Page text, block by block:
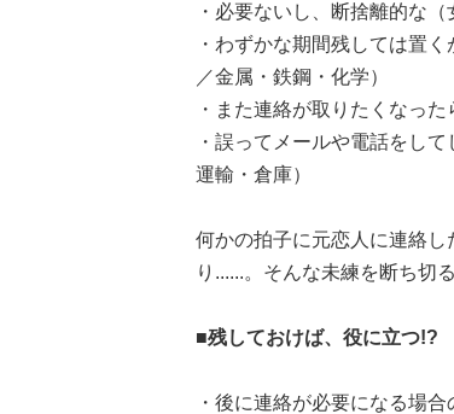
・必要ないし、断捨離的な
・わずかな期間残しては置
／金属・鉄鋼・化学）
・また連絡が取りたくなっ
・誤ってメールや電話をし
運輸・倉庫）
何かの拍子に元恋人に連絡
り......。そんな未練を断ち切
■残しておけば、役に立つ!?
・後に連絡が必要になる場